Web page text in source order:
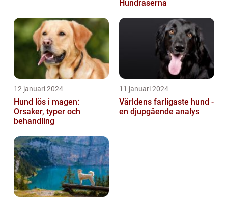
Hundraserna
12 januari 2024
Hund lös i magen:
Orsaker, typer och
behandling
11 januari 2024
Världens farligaste hund -
en djupgående analys